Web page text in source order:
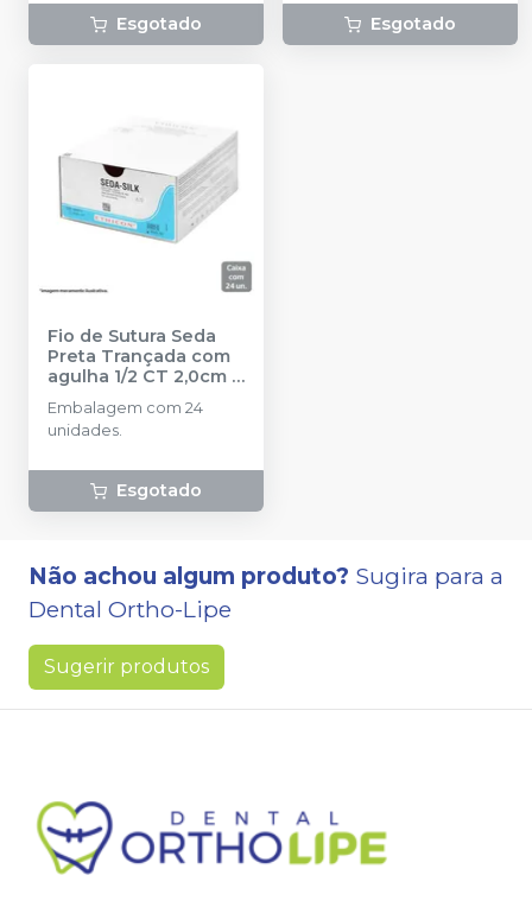
Esgotado Esgotado
Fio de Sutura Seda
Preta Trançada com
agulha 1/2 CT 2,0cm -
ETHICON
Embalagem com 24
unidades.
Esgotado
Não achou algum produto? Sugira para a
Dental Ortho-Lipe
Sugerir produtos